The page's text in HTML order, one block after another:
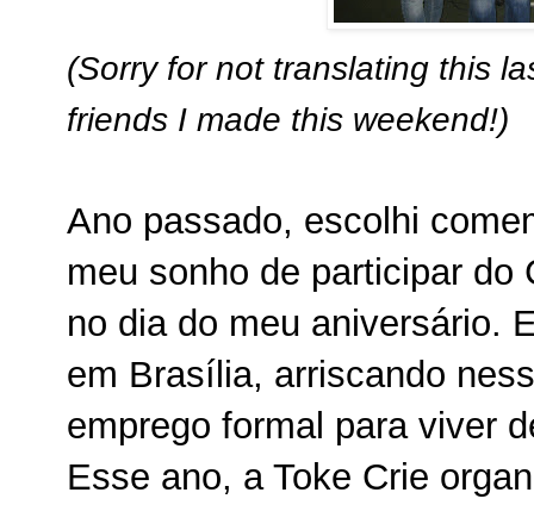
(Sorry for not translating this
friends I made this weekend!)
Ano passado, escolhi
meu sonho de participar
no dia do meu aniversário.
em Brasília, arriscando
emprego formal para viver
Esse ano, a Toke Crie